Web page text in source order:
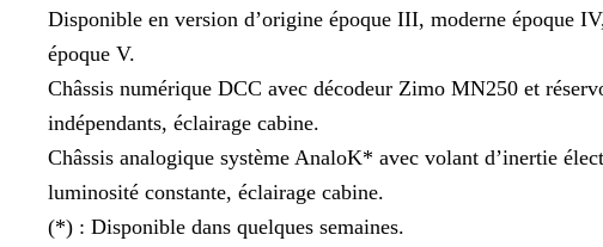
Disponible en version d’origine époque III, moderne époque
époque V.
Châssis numérique DCC avec décodeur Zimo MN250 et
indépendants, éclairage cabine.
Châssis analogique système AnaloK* avec volant d’inertie
luminosité constante, éclairage cabine.
(*) : Disponible dans quelques semaines.